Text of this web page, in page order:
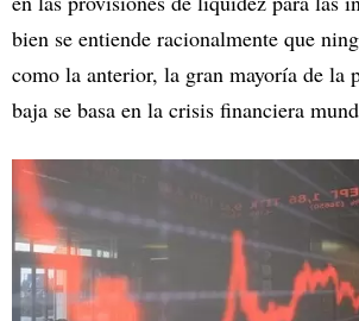
bien se entiende racionalmente que
como la anterior, la gran mayoría de la
baja se basa en la crisis financiera